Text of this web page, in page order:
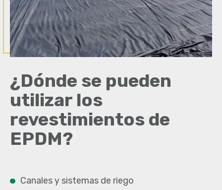
¿Dónde se pueden
utilizar los
revestimientos de
EPDM?
Canales y sistemas de riego